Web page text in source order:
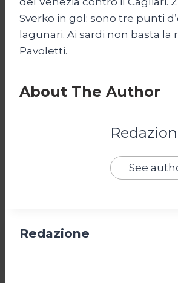
Sverko in gol: sono tre punti
lagunari. Ai sardi non basta la
Pavoletti.
About The Author
See
Redazione